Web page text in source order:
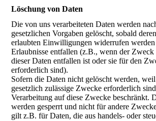
Löschung von Daten
Die von uns verarbeiteten Daten werden
gesetzlichen Vorgaben gelöscht, sobald
erlaubten Einwilligungen widerrufen werden
Erlaubnisse entfallen (z.B., wenn der Zweck
dieser Daten entfallen ist oder sie für den
erforderlich sind).
Sofern die Daten nicht gelöscht werden,
gesetzlich zulässige Zwecke erforderlich
Verarbeitung auf diese Zwecke beschränkt.
werden gesperrt und nicht für andere
gilt z.B. für Daten, die aus handels- oder